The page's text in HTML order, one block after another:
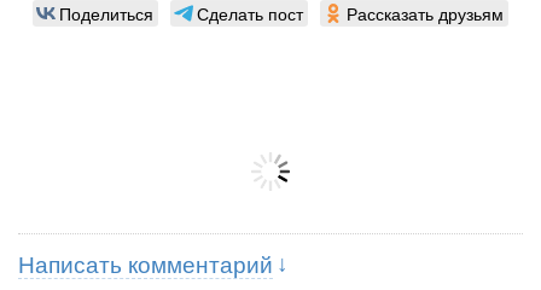
Поделиться Сделать пост Рассказать друзьям
Написать комментарий